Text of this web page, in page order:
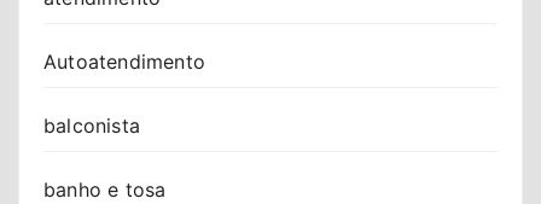
Autoatendimento
balconista
banho e tosa